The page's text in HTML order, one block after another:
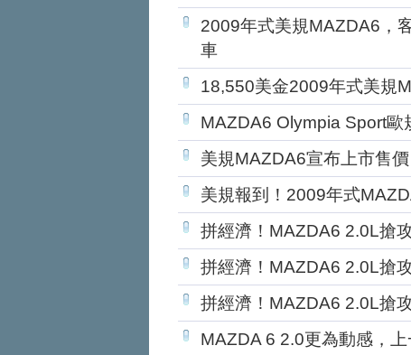
2009年式美規MAZDA6，
車
18,550美金2009年式美規
MAZDA6 Olympia Sport歐
美規MAZDA6宣布上市售價
美規報到！2009年式
拼經濟！MAZDA6 2.0L搶
拼經濟！MAZDA6 2.0L搶
拼經濟！MAZDA6 2.0L搶
MAZDA 6 2.0更為動感，